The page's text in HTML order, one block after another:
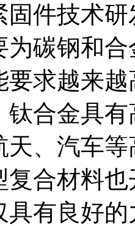
固件技术
为碳钢和
要求越来
钛合金具
天、汽车
复合材料
具有良好